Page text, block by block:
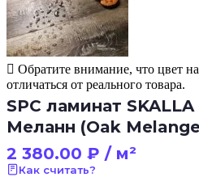
Обратите внимание, что цвет
отличаться от реального товара.
SPC ламинат
Меланн (Oak
2 380.00 ₽ / м²
Как считать?